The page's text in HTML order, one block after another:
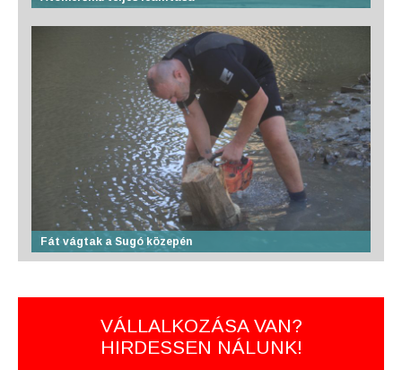
Fát vágtak a Sugó közepén
VÁLLALKOZÁSA VAN?
HIRDESSEN NÁLUNK!